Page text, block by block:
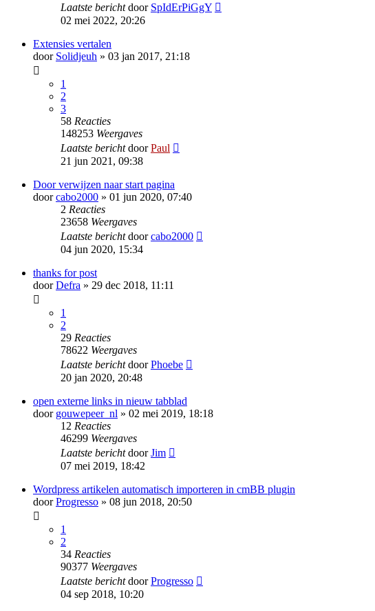
Laatste berichtdoor SpIdErPiGgY
02 mei 2022, 20:26
Extensies vertalen
door Solidjeuh » 03 jan 2017, 21:18
1
2
3
58 Reacties
148253 Weergaves
Laatste berichtdoorPaul
21 jun 2021, 09:38
Door verwijzen naar start pagina
doorcabo2000 » 01 jun 2020, 07:40
2 Reacties
23658 Weergaves
Laatste berichtdoorcabo2000
04 jun 2020, 15:34
thanks for post
doorDefra » 29 dec 2018, 11:11
1
2
29 Reacties
78622 Weergaves
Laatste berichtdoorPhoebe
20 jan 2020, 20:48
open externe links in nieuw tabblad
door gouwepeer_nl » 02 mei 2019, 18:18
12 Reacties
46299 Weergaves
Laatste berichtdoorJim
07 mei 2019, 18:42
Wordpress artikelen automatisch importeren in cmBB plugin
doorProgresso » 08 jun 2018, 20:50
1
2
34 Reacties
90377 Weergaves
Laatste berichtdoorProgresso
04 sep 2018, 10:20